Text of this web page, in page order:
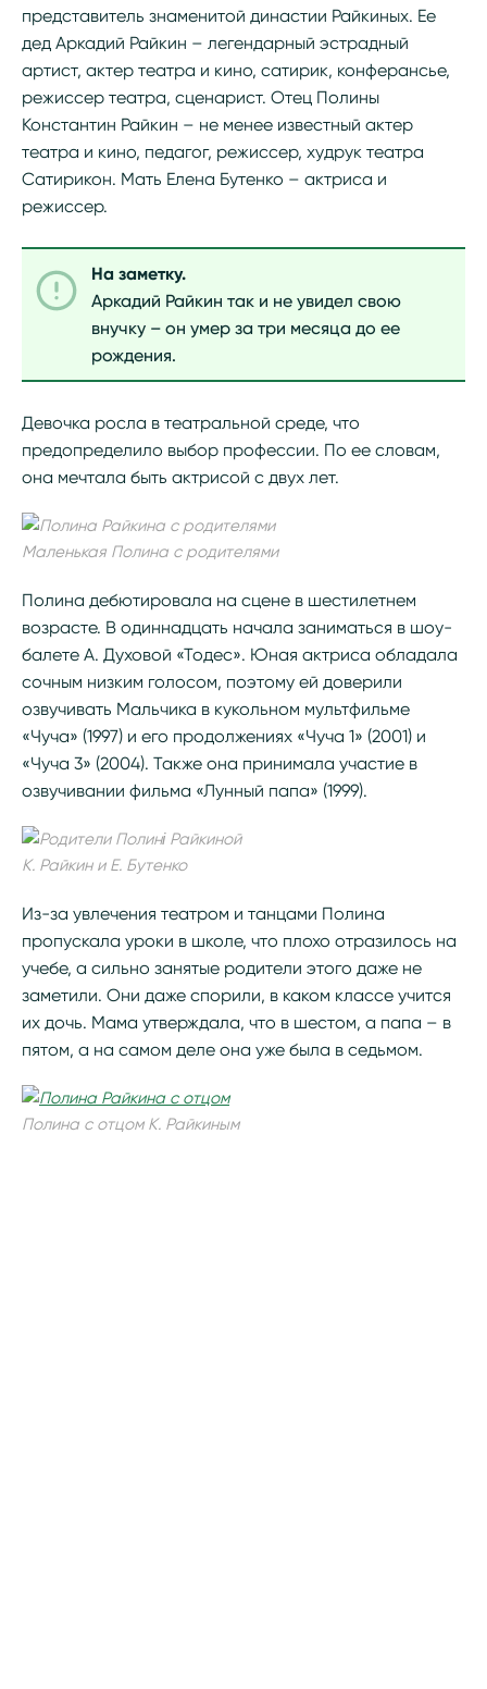
представитель знаменитой династии Райкиных. Ее
дед Аркадий Райкин – легендарный эстрадный
артист, актер театра и кино, сатирик, конферансье,
режиссер театра, сценарист. Отец Полины
Константин Райкин – не менее известный актер
театра и кино, педагог, режиссер, худрук театра
Сатирикон. Мать Елена Бутенко – актриса и
режиссер.
На заметку.
Аркадий Райкин так и не увидел свою
внучку – он умер за три месяца до ее
рождения.
Девочка росла в театральной среде, что
предопределило выбор профессии. По ее словам,
она мечтала быть актрисой с двух лет.
Маленькая Полина с родителями
Полина дебютировала на сцене в шестилетнем
возрасте. В одиннадцать начала заниматься в шоу-
балете А. Духовой «Тодес». Юная актриса обладала
сочным низким голосом, поэтому ей доверили
озвучивать Мальчика в кукольном мультфильме
«Чуча» (1997) и его продолжениях «Чуча 1» (2001) и
«Чуча 3» (2004). Также она принимала участие в
озвучивании фильма «Лунный папа» (1999).
К. Райкин и Е. Бутенко
Из-за увлечения театром и танцами Полина
пропускала уроки в школе, что плохо отразилось на
учебе, а сильно занятые родители этого даже не
заметили. Они даже спорили, в каком классе учится
их дочь. Мама утверждала, что в шестом, а папа – в
пятом, а на самом деле она уже была в седьмом.
Полина с отцом К. Райкиным